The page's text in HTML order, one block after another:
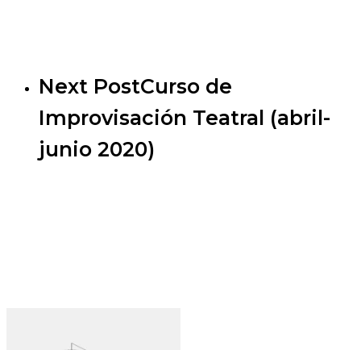
Next PostCurso de
Improvisación Teatral (abril-
junio 2020)